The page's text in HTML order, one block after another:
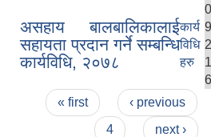
असहाय बालबालिकालाई
सहायता प्रदान गर्ने सम्बन्धि
कार्यविधि, २०७८
कार्य
विधि
हरु
6
Pages
« first ‹ previous
4
next ›